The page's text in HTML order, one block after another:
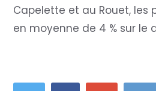
Capelette et au Rouet, les
en moyenne de 4 % sur le